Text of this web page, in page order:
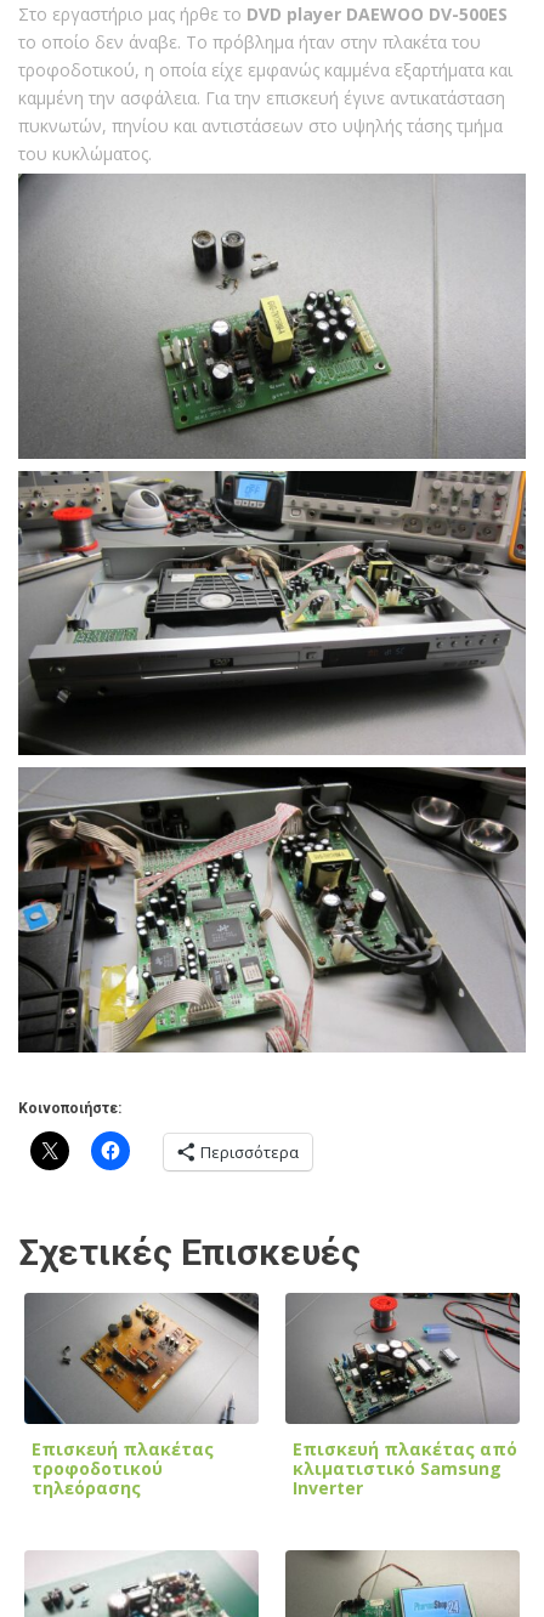
Στο εργαστήριο μας ήρθε το DVD player DAEWOO DV-500ES
το οποίο δεν άναβε. Το πρόβλημα ήταν στην πλακέτα του
τροφοδοτικού, η οποία είχε εμφανώς καμμένα εξαρτήματα και
καμμένη την ασφάλεια. Για την επισκευή έγινε αντικατάσταση
πυκνωτών, πηνίου και αντιστάσεων στο υψηλής τάσης τμήμα
του κυκλώματος.
Κοινοποιήστε:
Περισσότερα
Σχετικές Επισκευές
Επισκευή πλακέτας
τροφοδοτικού
τηλεόρασης
Επισκευή πλακέτας από
κλιματιστικό Samsung
Inverter